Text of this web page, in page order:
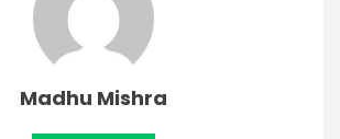
Madhu Mishra